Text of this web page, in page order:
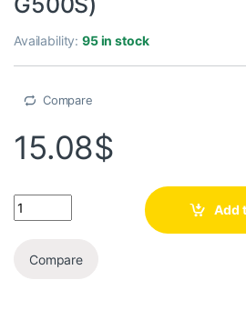
Availability:95 in stock
Compare
15.08$
Add
Compare